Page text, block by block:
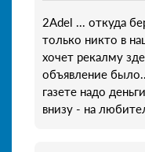
2Adel ... откуда
только никто в
хочет рекалму
объявление
газете надо
внизу - на